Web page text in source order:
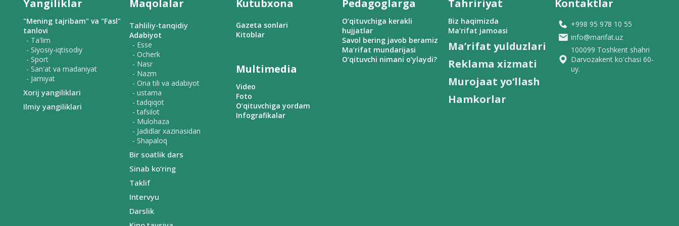
Yangiliklar
"Mening tajribam" va "Fasl"
tanlovi
- Ta'lim
- Siyosiy-iqtisodiy
- Sport
- San'at va madaniyat
- Jamiyat
Xorij yangiliklari
Ilmiy yangiliklari
Maqolalar
Tahliliy-tanqidiy
Adabiyot
- Esse
- Ocherk
- Nasr
- Nazm
- Ona tili va adabiyot
- ustama
- tadqiqot
- tafsilot
- Mulohaza
- Jadidlar xazinasidan
- Shapaloq
Bir soatlik dars
Sinab ko‘ring
Taklif
Intervyu
Darslik
Kutubxona
Gazeta sonlari
Kitoblar
Multimedia
Video
Foto
O‘qituvchiga yordam
Infografikalar
Pedagoglarga
O‘qituvchiga kerakli
hujjatlar
Savol bering javob beramiz
Ma’rifat mundarijasi
O‘qituvchi nimani o‘ylaydi?
Tahririyat
Biz haqimizda
Ma’rifat jamoasi
Ma’rifat yulduzlari
Reklama xizmati
Murojaat yo‘llash
Hamkorlar
Kontaktlar
+998 95 978 10 55
info@marifat.uz
100099 Toshkent shahri
Darvozakent ko'chasi 60-
uy.